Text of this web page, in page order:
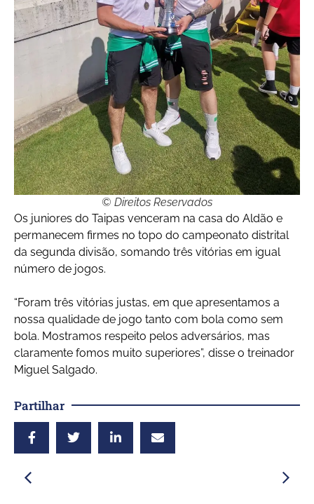
© Direitos Reservados
Os juniores do Taipas venceram na casa do Aldão e
permanecem firmes no topo do campeonato distrital
da segunda divisão, somando três vitórias em igual
número de jogos.
“Foram três vitórias justas, em que apresentamos a
nossa qualidade de jogo tanto com bola como sem
bola. Mostramos respeito pelos adversários, mas
claramente fomos muito superiores”, disse o treinador
Miguel Salgado.
Partilhar